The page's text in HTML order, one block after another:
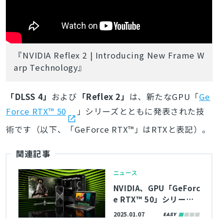
『NVIDIA Reflex 2 | Introducing New Frame W
arp Technology』
「DLSS 4」 および 「Reflex 2」 は、新たなGPU「Ge
Force RTX™ 50
」シリーズとともに発表された技
術です（以下、「GeForce RTX™」はRTXと表記）。
関連記事
ニュース
NVIDIA、GPU「GeForc
e RTX™ 50」シリーズ
を発表。「RTX 5070」
2025.01.07